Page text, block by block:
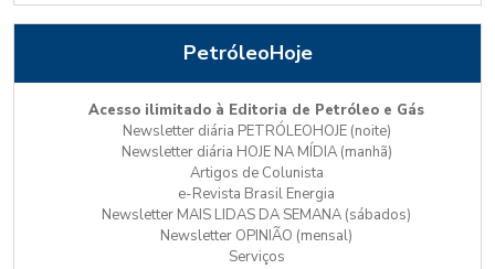
PetróleoHoje
Acesso ilimitado à Editoria de Petróleo e Gás
Newsletter diária PETRÓLEOHOJE (noite)
Newsletter diária HOJE NA MÍDIA (manhã)
Artigos de Colunista
e-Revista Brasil Energia
Newsletter MAIS LIDAS DA SEMANA (sábados)
Newsletter OPINIÃO (mensal)
Serviços